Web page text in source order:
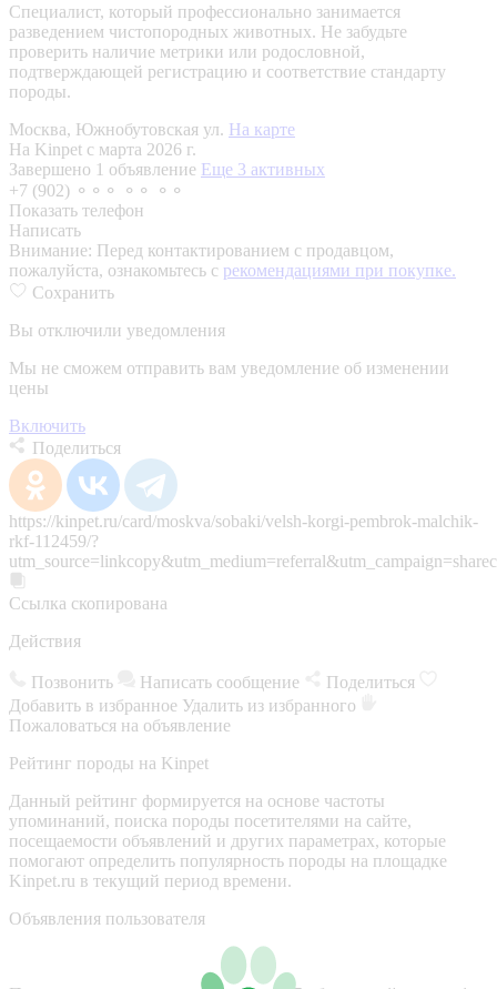
Специалист, который профессионально занимается
разведением чистопородных животных. Не забудьте
проверить наличие метрики или родословной,
подтверждающей регистрацию и соответствие стандарту
породы.
Москва, Южнобутовская ул. На карте
На Kinpet c марта 2026 г.
Завершено 1 объявление Еще 3 активных
+7 (902) ⚬⚬⚬ ⚬⚬ ⚬⚬
Показать телефон
Написать
Внимание: Перед контактированием с продавцом,
пожалуйста, ознакомьтесь с рекомендациями при покупке.
Сохранить
Вы отключили уведомления
Мы не сможем отправить вам уведомление об изменении
цены
Включить
Поделиться
https://kinpet.ru/card/moskva/sobaki/velsh-korgi-pembrok-malchik-
rkf-112459/?
Ссылка скопирована
Действия
Позвонить Написать сообщение
Поделиться
Добавить в избранное Удалить из избранного
Пожаловаться на объявление
Рейтинг породы на Kinpet
Данный рейтинг формируется на основе частоты
упоминаний, поиска породы посетителями на сайте,
посещаемости объявлений и других параметрах, которые
помогают определить популярность породы на площадке
Kinpet.ru в текущий период времени.
Объявления пользователя